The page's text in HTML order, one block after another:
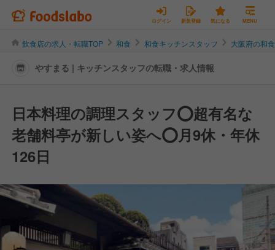
ログイン 新規登録 気になる MENU
飲食店の求人・転職TOP 和食 和食キッチンスタッフ 大阪府の和
やすまる | キッチンスタッフの転職・求人情報
日本料理の調理スタッフ⭕超有名な
老舗料亭が新しい姿へ⭕月9休・年休
126日